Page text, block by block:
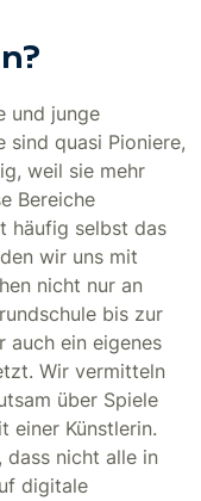
und junge
sind quasi Pioniere,
weil sie mehr
Bereiche
häufig selbst das
wir uns mit
nicht nur an
bis zur
auch ein eigenes
Wir vermitteln
über Spiele
einer Künstlerin.
dass nicht alle in
digitale